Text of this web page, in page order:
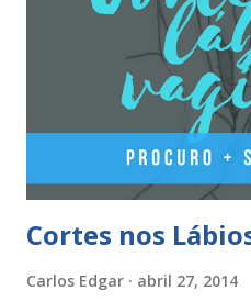
comprimidos vermelho
de estradiol (estrogénio
não têm hormonas
Outros componentes:
Cortes nos
Carlos Edgar abril 27, 2014